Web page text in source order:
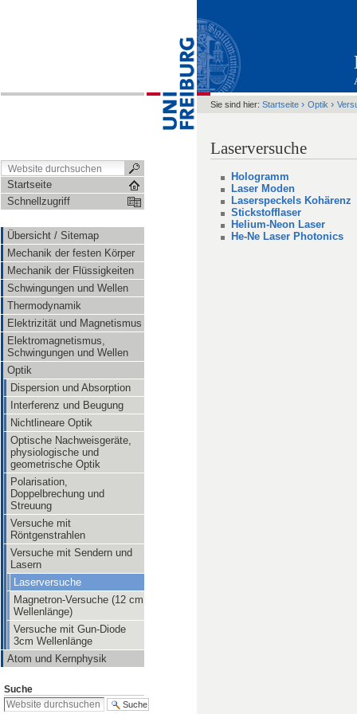
Startseite
Schnellzugriff
Übersicht / Sitemap
Mechanik der festen Körper
Mechanik der Flüssigkeiten
Schwingungen und Wellen
Thermodynamik
Elektrizität und Magnetismus
Elektromagnetismus,
Schwingungen und Wellen
Optik
Dispersion und Absorption
Interferenz und Beugung
Nichtlineare Optik
Optische Nachweisgeräte,
physiologische und
geometrische Optik
Polarisation,
Doppelbrechung und
Streuung
Versuche mit
Röntgenstrahlen
Versuche mit Sendern und
Lasern
Laserversuche
Magnetron-Versuche (12 cm
Wellenlänge)
Versuche mit Gun-Diode
3cm Wellenlänge
Atom und Kernphysik
Suche
Sie sind hier: Startseite › Optik ›
Laserversuche
Hologramm
Laser Moden
Laserspeckels Kohärenz
Stickstofflaser
Helium-Neon Laser
He-Ne Laser Photonics